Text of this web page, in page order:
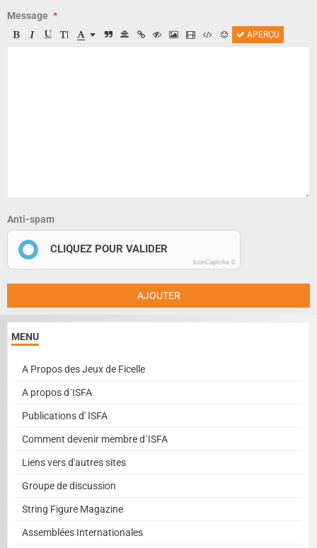
Message
APERÇU
Anti-spam
CLIQUEZ POUR VALIDER
IconCaptcha ©
AJOUTER
MENU
A Propos des Jeux de Ficelle
A propos d´ISFA
Publications d' ISFA
Comment devenir membre d´ISFA
Liens vers d'autres sites
Groupe de discussion
String Figure Magazine
Assemblées Internationales